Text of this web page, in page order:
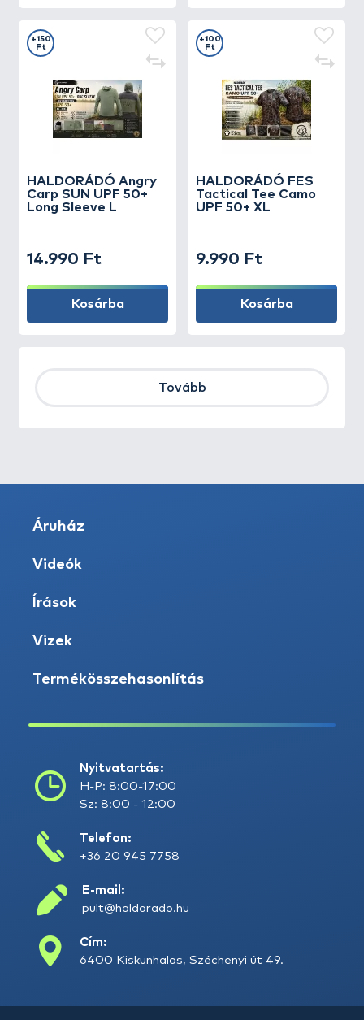
HALDORÁDÓ Angry
Carp SUN UPF 50+
Long Sleeve L
+150
Ft
14.990 Ft
Kosárba
HALDORÁDÓ FES
Tactical Tee Camo
UPF 50+ XL
+100
Ft
9.990 Ft
Kosárba
Tovább
Áruház
Videók
Írások
Vizek
Termékösszehasonlítás
Nyitvatartás:
H-P: 8:00-17:00
Sz: 8:00 - 12:00
Telefon:
+36 20 945 7758
E-mail:
pult@haldorado.hu
Cím:
6400 Kiskunhalas, Széchenyi út 49.